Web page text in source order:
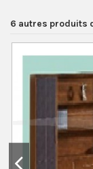
6 autres produits